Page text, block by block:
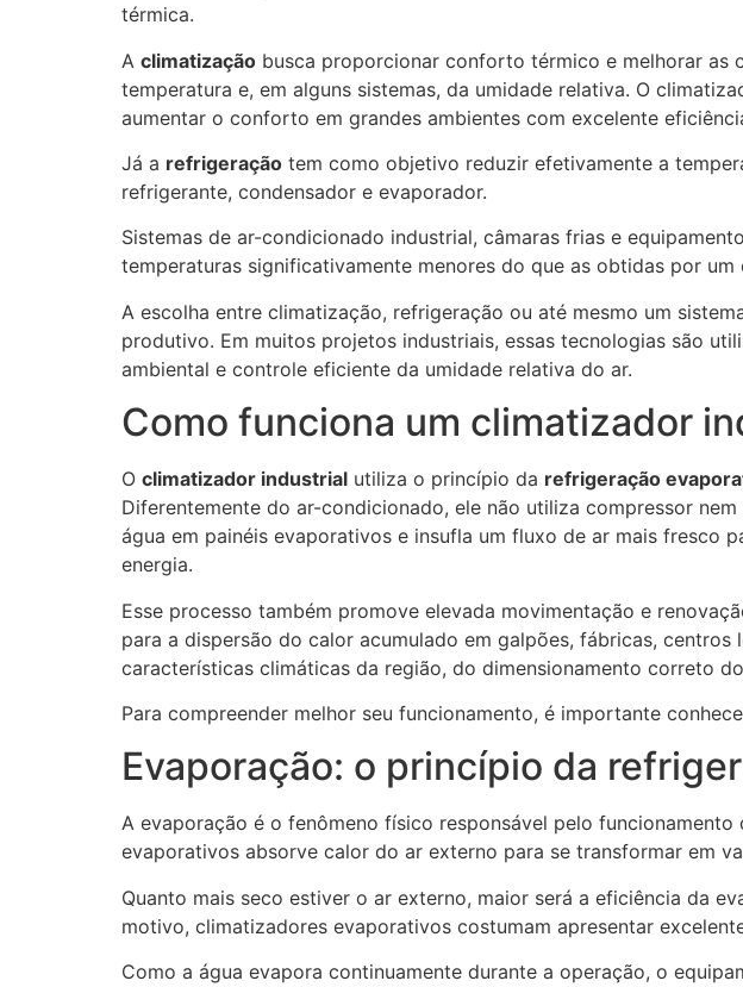
térmica.
A climatização busca proporcionar conforto térmico e melhorar as
temperatura e, em alguns sistemas, da umidade relativa. O
aumentar o conforto em grandes ambientes com excelente
Já a refrigeração tem como objetivo reduzir efetivamente a
refrigerante, condensador e evaporador.
Sistemas de ar-condicionado industrial, câmaras frias e
temperaturas significativamente menores do que as obtidas por um
A escolha entre climatização, refrigeração ou até mesmo um
produtivo. Em muitos projetos industriais, essas tecnologias são
ambiental e controle eficiente da umidade relativa do ar.
Como funciona um climatizador
O climatizador industrial utiliza o princípio da refrigeração
Diferentemente do ar-condicionado, ele não utiliza compressor
água em painéis evaporativos e insufla um fluxo de ar mais
energia.
Esse processo também promove elevada movimentação e
para a dispersão do calor acumulado em galpões, fábricas,
características climáticas da região, do dimensionamento correto
Para compreender melhor seu funcionamento, é importante
Evaporação: o princípio da
A evaporação é o fenômeno físico responsável pelo
evaporativos absorve calor do ar externo para se transformar em
Quanto mais seco estiver o ar externo, maior será a eficiência da
motivo, climatizadores evaporativos costumam apresentar
Como a água evapora continuamente durante a operação, o